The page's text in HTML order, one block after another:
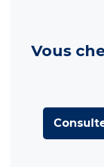
Vous